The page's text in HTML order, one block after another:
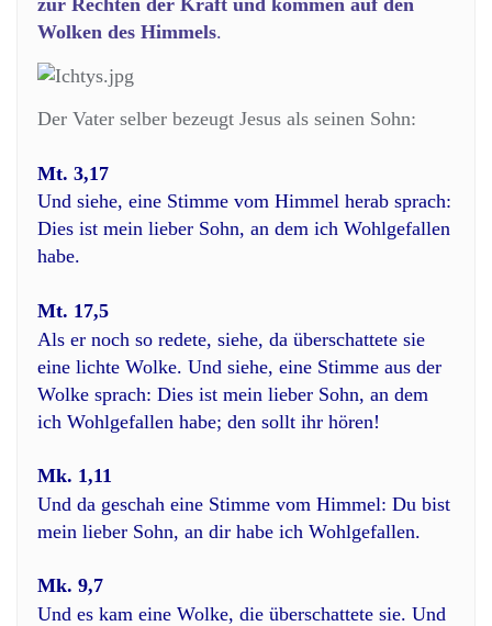
Wolken des Himmels.
Der Vater selber bezeugt Jesus als seinen Sohn:
Mt. 3,17
Und siehe, eine Stimme vom Himmel herab sprach:
Dies ist mein lieber Sohn, an dem ich Wohlgefallen
habe.
Mt. 17,5
Als er noch so redete, siehe, da überschattete sie
eine lichte Wolke. Und siehe, eine Stimme aus der
Wolke sprach: Dies ist mein lieber Sohn, an dem
ich Wohlgefallen habe; den sollt ihr hören!
Mk. 1,11
Und da geschah eine Stimme vom Himmel: Du bist
mein lieber Sohn, an dir habe ich Wohlgefallen.
Mk. 9,7
Und es kam eine Wolke, die überschattete sie. Und